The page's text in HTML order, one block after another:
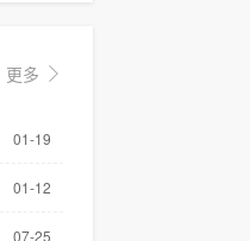
更多
01-19
01-12
07-25